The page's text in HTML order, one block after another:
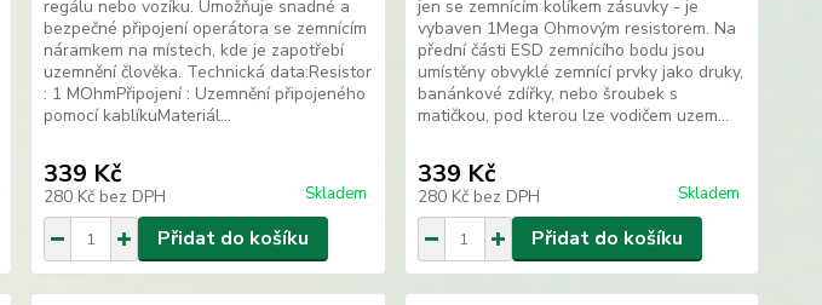
regálu nebo vozíku. Umožňuje snadné a
bezpečné připojení operátora se zemnícím
náramkem na místech, kde je zapotřebí
uzemnění člověka. Technická data:Resistor
: 1 MOhmPřipojení : Uzemnění připojeného
pomocí kablíkuMateriál...
339 Kč
280 Kč bez DPH Skladem
Přidat do košíku
jen se zemnícím kolíkem zásuvky - je
vybaven 1Mega Ohmovým resistorem. Na
přední části ESD zemnícího bodu jsou
umístěny obvyklé zemnící prvky jako druky,
banánkové zdířky, nebo šroubek s
matičkou, pod kterou lze vodičem uzem...
339 Kč
280 Kč bez DPH Skladem
Přidat do košíku